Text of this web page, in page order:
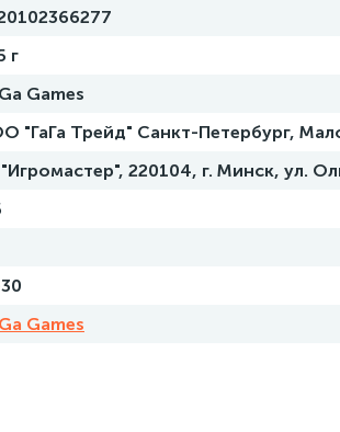
г
Games
"ГаГа Трейд" Санкт-Петербург,
220104, г. Минск, ул.
Games